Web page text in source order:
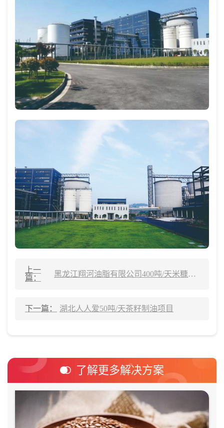
上一
篇：
黑龙江翔河油脂有限公司400吨/天米糠制油生产线
下一篇： 湖北人人爱50吨/天茶籽制油项目
了解更多解决方案